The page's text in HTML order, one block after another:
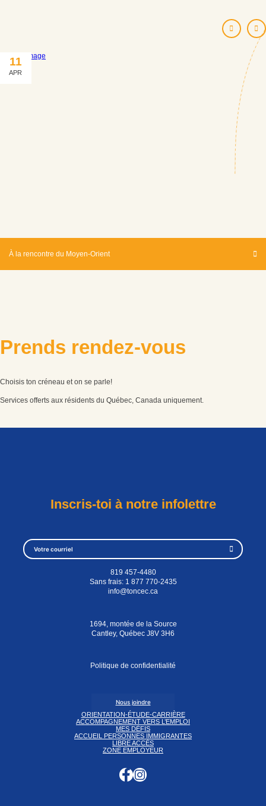
11
APR
À la rencontre du Moyen-Orient
Prends rendez-vous
Choisis ton créneau et on se parle!
Services offerts aux résidents du Québec, Canada uniquement.
Inscris-toi à notre infolettre
819 457-4480
Sans frais: 1 877 770-2435
info@toncec.ca
1694, montée de la Source
Cantley, Québec J8V 3H6
Politique de confidentialité
Nous joindre
ORIENTATION-ÉTUDE-CARRIÈRE
ACCOMPAGNEMENT VERS L’EMPLOI
MES DÉFIS
ACCUEIL PERSONNES IMMIGRANTES
LIBRE ACCÈS
ZONE EMPLOYEUR
Instagram